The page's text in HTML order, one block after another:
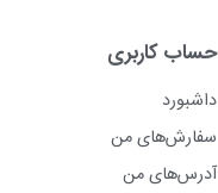
حساب کاربری
داشبورد
سفارش‌های من
آدرس‌های من